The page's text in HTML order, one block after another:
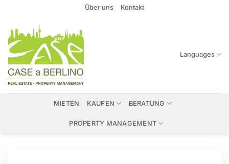
springen
Über uns Kontakt
Languages
MIETEN KAUFEN BERATUNG
PROPERTY MANAGEMENT